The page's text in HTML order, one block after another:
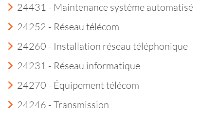
24431 - Maintenance système automatisé
24252 - Réseau télécom
24260 - Installation réseau téléphonique
24231 - Réseau informatique
24270 - Équipement télécom
24246 - Transmission